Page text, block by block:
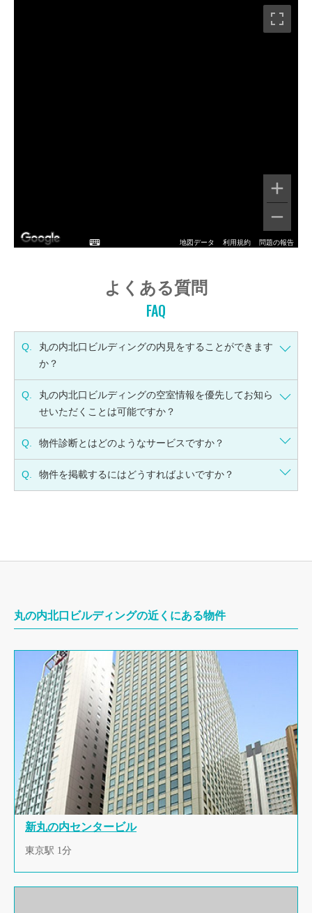
地図データ 利用規約 問題の報告
よくある質問
FAQ
Q.
丸の内北口ビルディングの内見をすることができます
か？
Q.
丸の内北口ビルディングの空室情報を優先してお知ら
せいただくことは可能ですか？
Q. 物件診断とはどのようなサービスですか？
Q. 物件を掲載するにはどうすればよいですか？
丸の内北口ビルディングの近くにある物件
新丸の内センタービル
東京駅 1分